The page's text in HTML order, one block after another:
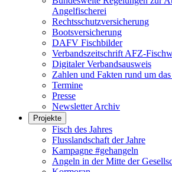
Angelfischerei
Rechtsschutzversicherung
Bootsversicherung
DAFV Fischbilder
Verbandszeitschrift AFZ-
Digitaler Verbandsausweis
Zahlen und Fakten rund um
Termine
Presse
Newsletter Archiv
Projekte
Fisch des Jahres
Flusslandschaft der Jahre
Kampagne #gehangeln
Angeln in der Mitte der